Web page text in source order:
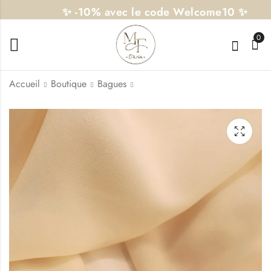
✨ -10% avec le code Welcome10 ✨
0
Accueil Boutique Bagues
Bague Olena